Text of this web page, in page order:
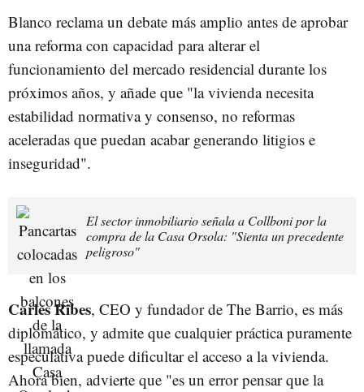
Blanco reclama un debate más amplio antes de aprobar
una reforma con capacidad para alterar el
funcionamiento del mercado residencial durante los
próximos años, y añade que "la vivienda necesita
estabilidad normativa y consenso, no reformas
aceleradas que puedan acabar generando litigios e
inseguridad".
El sector inmobiliario señala a Collboni por la
compra de la Casa Orsola: "Sienta un precedente
peligroso"
Carles Ribes, CEO y fundador de The Barrio, es más
diplomático, y admite que cualquier práctica puramente
especulativa puede dificultar el acceso a la vivienda.
Ahora bien, advierte que "es un error pensar que la